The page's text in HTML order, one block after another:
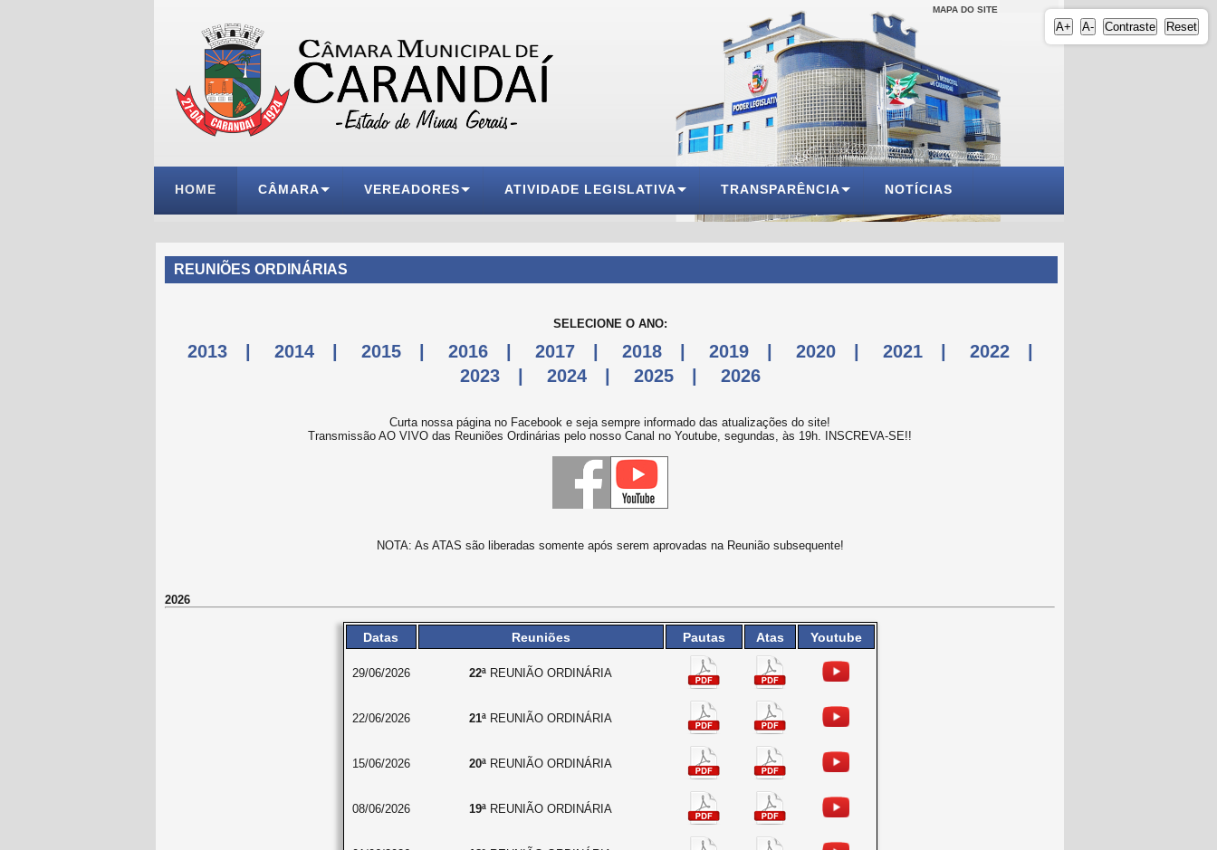
MAPA DO SITE
A+ A- Contraste Reset
HOME CÂMARA VEREADORES ATIVIDADE LEGISLATIVA TRANSPARÊNCIA NOTÍCIAS
REUNIÕES ORDINÁRIAS
SELECIONE O ANO:
2013 2014 2015 2016 2017 2018 2019 2020 2021 2022
2023
2024 2025 2026
Curta nossa página no Facebook e seja sempre informado das atualizações do site!
Transmissão AO VIVO das Reuniões Ordinárias pelo nosso Canal no Youtube, segundas, às 19h. INSCREVA-SE!!
NOTA: As ATAS são liberadas somente após serem aprovadas na Reunião subsequente!
2026
Datas Reuniões Pautas Atas Youtube
29/06/2026 22ª REUNIÃO ORDINÁRIA
22/06/2026 21ª REUNIÃO ORDINÁRIA
15/06/2026 20ª REUNIÃO ORDINÁRIA
08/06/2026 19ª REUNIÃO ORDINÁRIA